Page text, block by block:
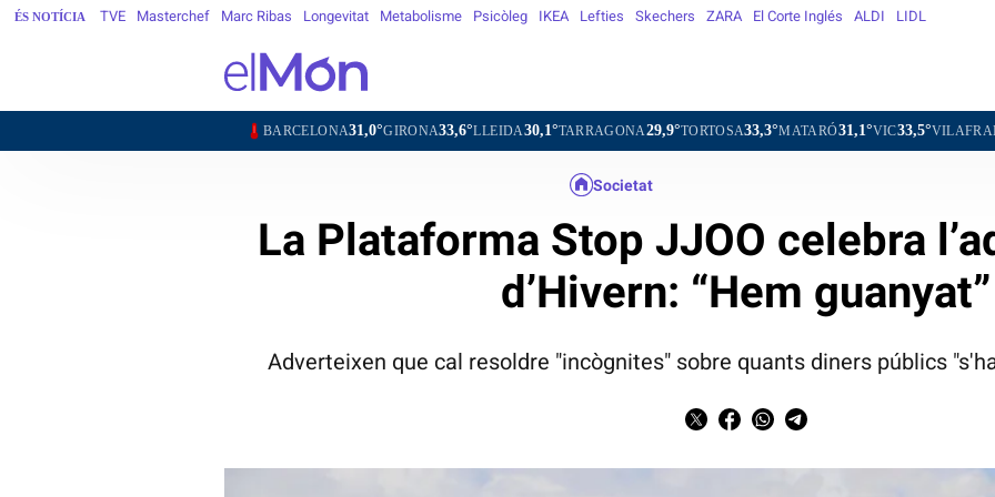
ÉS NOTÍCIA TVE Masterchef Marc Ribas Longevitat Metabolisme Psicòleg IKEA Lefties Skechers ZARA El Corte Inglés ALDI LIDL
31,0°GIRONA33,6°LLEIDA30,1°TARRAGONA29,9°TORTOSA33,3°MATARÓ31,1°VIC33,5°VILAFRANCA DEL
Societat
La Plataforma Stop JJOO celebra
d’Hivern: “Hem guanyat”
Adverteixen que cal resoldre "incògnites" sobre quants diners públics